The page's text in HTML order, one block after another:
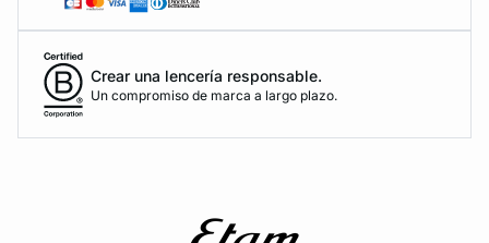
Crear una lencería responsable.
Un compromiso de marca a largo plazo.